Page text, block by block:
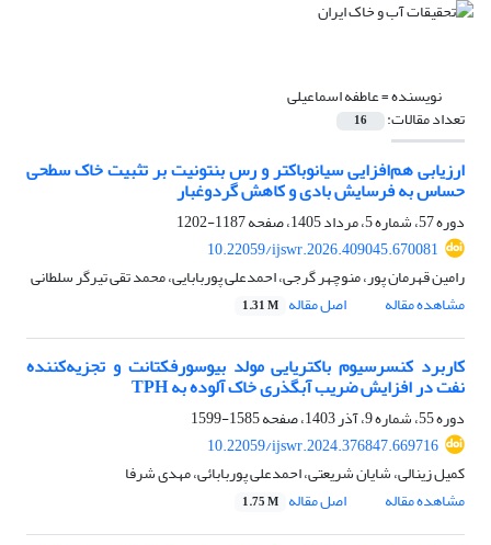
نویسنده =عاطفه اسماعیلی
تعداد مقالات: 16
ارزیابی هم‌افزایی سیانوباکتر و رس بنتونیت بر تثبیت خاک‌ سطحی
حساس به فرسایش بادی و کاهش گردوغبار
دوره 57، شماره 5، مرداد 1405، صفحه
1187-1202
10.22059/ijswr.2026.409045.670081
رامین قهرمان پور، منوچهر گرجی، احمدعلی پوربابایی، محمد تقی تیرگر سلطانی
مشاهده مقاله
اصل مقاله 1.31 M
کاربرد کنسرسیوم باکتریایی مولد بیوسورفکتانت و تجزیه‌کننده
نفت در افزایش ضریب آبگذری خاک آلوده به TPH
دوره 55، شماره 9، آذر 1403، صفحه
1585-1599
10.22059/ijswr.2024.376847.669716
کمیل زینالی، شایان شریعتی، احمدعلی پوربابائی، مهدی شرفا
مشاهده مقاله
اصل مقاله 1.75 M